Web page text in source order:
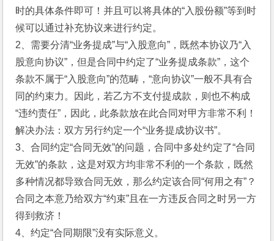
时的具体条件即可！并且可以将具体的“入股份额”等到时
候可以通过补充协议来进行约定。
2、需要分清“业务提成”与“入股意向”，既然本协议乃“入
股意向协议”，但是合同中约定了“业务提成条款”，这个
条款不属于“入股意向”的范畴，“意向协议”一般不具有合
同的约束力。因此，若乙方不支付提成款，则也不构成
“违约责任”，因此，此条款放在此合同对甲方非常不利！
解决办法：双方另行约定一个“业务提成协议书”。
3、合同约定“合同无效”的问题，合同中多处约定了“合同
无效”的条款，这是对双方均非常不利的一个条款，既然
多种情况都导致合同无效，那么约定该合同“何用之有”？
合同之本意乃给双方“约束”且在一方违反合同之时另一方
得到救济！
4、约定“合同期限”没有实际意义。